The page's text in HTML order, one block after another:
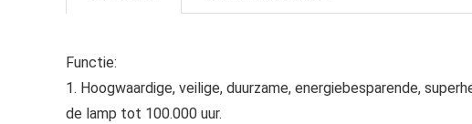
Functie:
1. Hoogwaardige, veilige, duurzame, energiebesparende,
de lamp tot 100.000 uur.